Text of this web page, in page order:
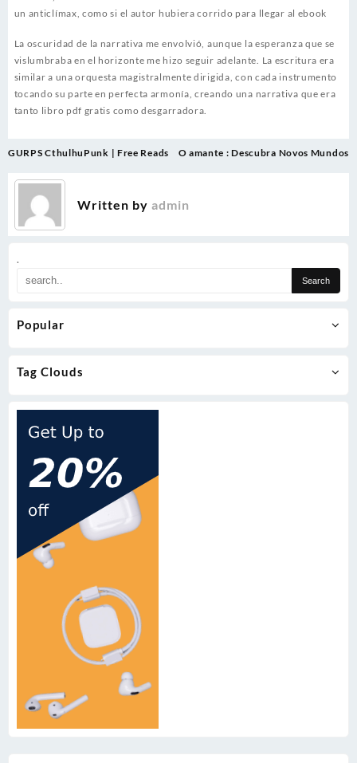
.
Popular
Tag Clouds
un anticlímax, como si el autor hubiera corrido para llegar al ebook
La oscuridad de la narrativa me envolvió, aunque la esperanza que se
vislumbraba en el horizonte me hizo seguir adelante. La escritura era
similar a una orquesta magistralmente dirigida, con cada instrumento
tocando su parte en perfecta armonía, creando una narrativa que era
tanto libro pdf gratis como desgarradora.
Post
GURPS CthulhuPunk | Free Reads O amante : Descubra Novos Mundos
Written by admin